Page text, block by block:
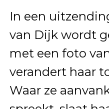
In een
van Dijk wordt
met een foto
verandert haar
Waar ze